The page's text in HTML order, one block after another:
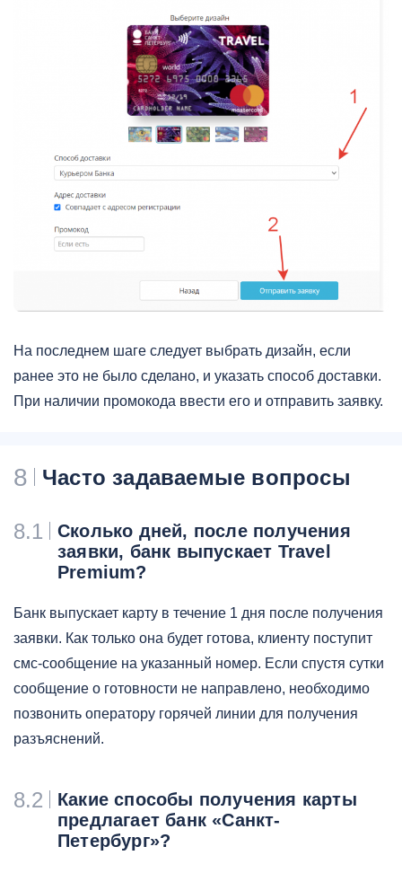
На последнем шаге следует выбрать дизайн, если
ранее это не было сделано, и указать способ доставки.
При наличии промокода ввести его и отправить заявку.
8 Часто задаваемые вопросы
8.1
Сколько дней, после получения
заявки, банк выпускает Travel
Premium?
Банк выпускает карту в течение 1 дня после получения
заявки. Как только она будет готова, клиенту поступит
смс-сообщение на указанный номер. Если спустя сутки
сообщение о готовности не направлено, необходимо
позвонить оператору горячей линии для получения
разъяснений.
8.2
Какие способы получения карты
предлагает банк «Санкт-
Петербург»?